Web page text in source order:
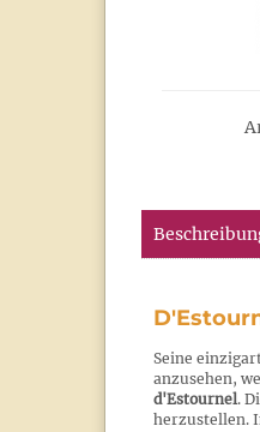
Seine
anzusehen,
d'Estournel.
herzustellen.